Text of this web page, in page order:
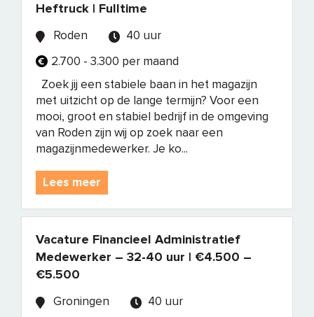
Heftruck | Fulltime
Roden
40 uur
2.700 - 3.300 per maand
Zoek jij een stabiele baan in het magazijn
met uitzicht op de lange termijn? Voor een
mooi, groot en stabiel bedrijf in de omgeving
van Roden zijn wij op zoek naar een
magazijnmedewerker. Je ko...
Lees meer
Vacature Financieel Administratief
Medewerker – 32-40 uur | €4.500 –
€5.500
Groningen
40 uur